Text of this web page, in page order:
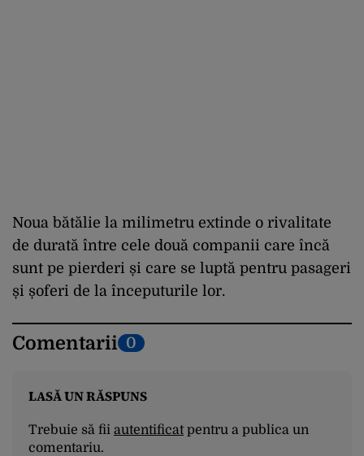
Noua bătălie la milimetru extinde o rivalitate
de durată între cele două companii care încă
sunt pe pierderi și care se luptă pentru pasageri
și șoferi de la începuturile lor.
Comentarii 0
LASĂ UN RĂSPUNS
Trebuie să fii autentificatpentru a publica un
comentariu.